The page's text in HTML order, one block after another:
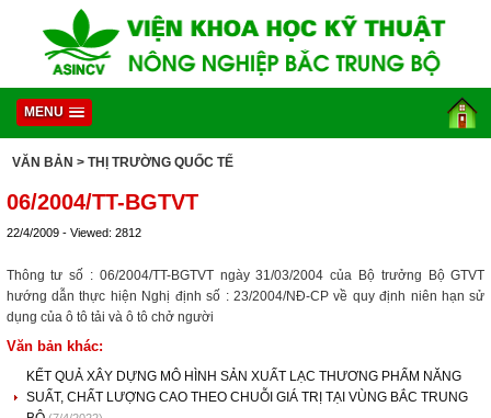
MENU
VĂN BẢN > THỊ TRƯỜNG QUỐC TẾ
06/2004/TT-BGTVT
22/4/2009 - Viewed: 2812
Thông tư số : 06/2004/TT-BGTVT ngày 31/03/2004 của Bộ trưởng Bộ GTVT
hướng dẫn thực hiện Nghị định số : 23/2004/NĐ-CP về quy định niên hạn sử
dụng của ô tô tải và ô tô chở người
Văn bản khác:
KẾT QUẢ XÂY DỰNG MÔ HÌNH SẢN XUẤT LẠC THƯƠNG PHẨM NĂNG
SUẤT, CHẤT LƯỢNG CAO THEO CHUỖI GIÁ TRỊ TẠI VÙNG BẮC TRUNG